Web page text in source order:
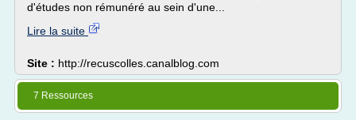
d'études non rémunéré au sein d'une...
Lire la suite
Site : http://recuscolles.canalblog.com
7 Ressources